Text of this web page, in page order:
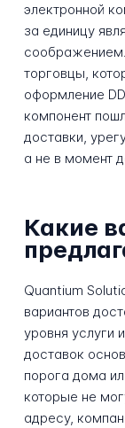
электронной
за единицу
торговцы,
оформление
компонент
доставки,
а не в момент
Какие
Quantium
вариантов
уровня услуги
доставок
порога дома
которые не
адресу,